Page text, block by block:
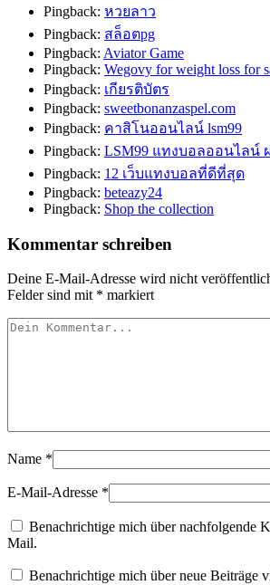
Pingback: หวยลาว
Pingback: สล็อตpg
Pingback: Aviator Game
Pingback: Wegovy for weight loss for
Pingback: เกียรติบัตร
Pingback: sweetbonanzaspel.com
Pingback: คาสิโนออนไลน์ lsm99
Pingback: LSM99 แทงบอลออนไลน์
Pingback: 12 เว็บแทงบอลที่ดีที่สุด
Pingback: beteazy24
Pingback: Shop the collection
Kommentar schreiben
Deine E-Mail-Adresse wird nicht
Felder sind mit * markiert
Name *
E-Mail-Adresse *
Benachrichtige mich über nachfolgende
Mail.
Benachrichtige mich über neue Beiträge